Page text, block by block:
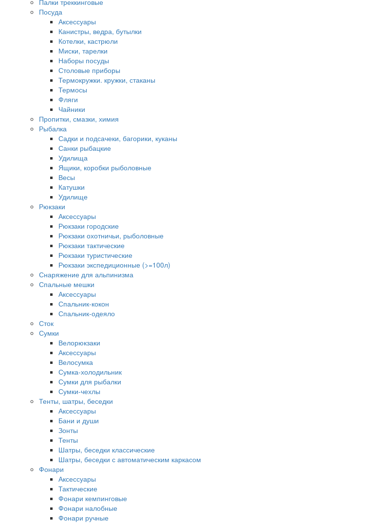
Палки треккинговые
Посуда
Аксессуары
Канистры, ведра, бутылки
Котелки, кастрюли
Миски, тарелки
Наборы посуды
Столовые приборы
Термокружки. кружки, стаканы
Термосы
Фляги
Чайники
Пропитки, смазки, химия
Рыбалка
Садки и подсачеки, багорики, куканы
Санки рыбацкие
Удилища
Ящики, коробки рыболовные
Весы
Катушки
Удилище
Рюкзаки
Аксессуары
Рюкзаки городские
Рюкзаки охотничьи, рыболовные
Рюкзаки тактические
Рюкзаки туристические
Рюкзаки экспедиционные (>=100л)
Снаряжение для альпинизма
Спальные мешки
Аксессуары
Спальник-кокон
Спальник-одеяло
Сток
Сумки
Велорюкзаки
Аксессуары
Велосумка
Сумка-холодильник
Сумки для рыбалки
Сумки-чехлы
Тенты, шатры, беседки
Аксессуары
Бани и души
Зонты
Тенты
Шатры, беседки классические
Шатры, беседки с автоматическим каркасом
Фонари
Аксессуары
Тактические
Фонари кемпинговые
Фонари налобные
Фонари ручные